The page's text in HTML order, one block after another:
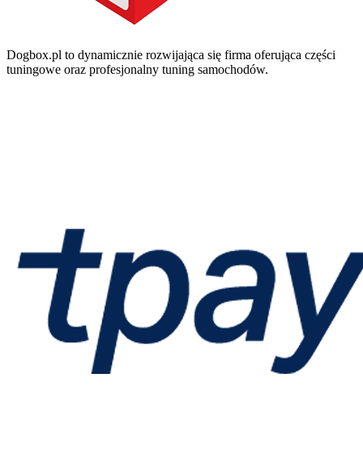
Dogbox.pl to dynamicznie rozwijająca się firma oferująca części
tuningowe oraz profesjonalny tuning samochodów.